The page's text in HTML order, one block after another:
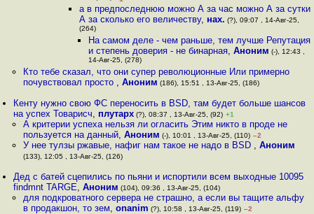
а в предпоследнюю можно А за час можно А за сутки
А за сколько его величеству, нах. (?), 09:07 , 14-Авг-25,
(264)
На самом деле - чем раньше, тем лучше Репутация
и степень доверия - не бинарная, Аноним (-), 12:43 ,
14-Авг-25, (278)
Кто тебе сказал, что они супер революционные Или примерно
почувствовал просто , Аноним (186), 15:51 , 13-Авг-25, (186)
Кенту нужно свою ФС переносить в BSD, там будет больше шансов
на успех Товарисч, плутарх (?), 08:37 , 13-Авг-25, (92) +1
А критерии успеха нельзя ли огласить Этим никто в проде не
пользуется на данный, Аноним (-), 10:01 , 13-Авг-25, (110) –2
У нее тулзы ржавые, нафиг нам такое не надо в BSD , Аноним
(133), 12:05 , 13-Авг-25, (126)
Дед с батей сцепились по пьяни и испортили всем выходные 10095
findmnt TARGE,Аноним (104), 09:36 , 13-Авг-25, (104)
для подкроватного сервера не страшно, а если вы тащите альфу
в продакшон, то зем, onanim (?), 10:58 , 13-Авг-25, (119) –2